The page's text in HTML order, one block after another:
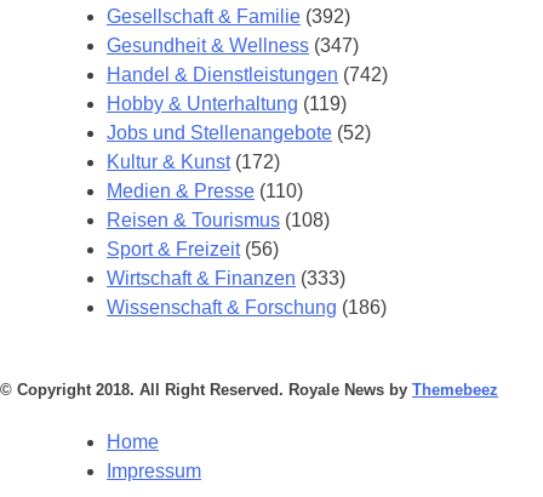
Gesellschaft & Familie (392)
Gesundheit & Wellness (347)
Handel & Dienstleistungen (742)
Hobby & Unterhaltung (119)
Jobs und Stellenangebote (52)
Kultur & Kunst(172)
Medien & Presse (110)
Reisen & Tourismus (108)
Sport & Freizeit(56)
Wirtschaft & Finanzen (333)
Wissenschaft & Forschung (186)
© Copyright 2018. All Right Reserved. Royale News by Themebeez
Home
Impressum